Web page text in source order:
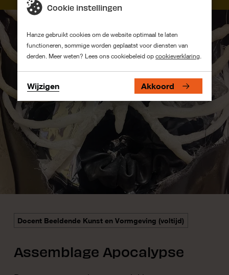
Docent Beeldende Kunst en Vormgeving (voltijd)
Assemblage Apocalypse
Cookie instellingen
Hanze gebruikt cookies om de website optimaal te laten
functioneren, sommige worden geplaatst voor diensten van
derden. Meer weten? Lees ons cookiebeleid opcookieverklaring.
Wijzigen Akkoord